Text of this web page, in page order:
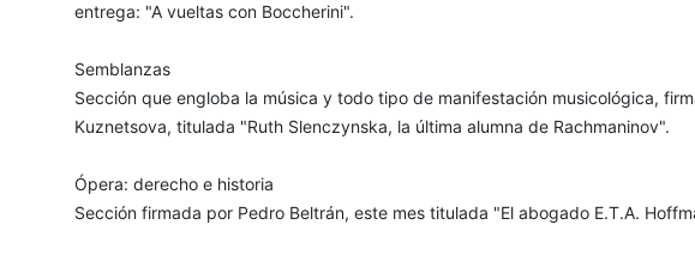
entrega: "A vueltas con Boccherini".
Semblanzas
Sección que engloba la música y todo tipo de manifestación musicológica,
Kuznetsova, titulada "Ruth Slenczynska, la última alumna de Rachmaninov".
Ópera: derecho e historia
Sección firmada por Pedro Beltrán, este mes titulada "El abogado E.T.A.